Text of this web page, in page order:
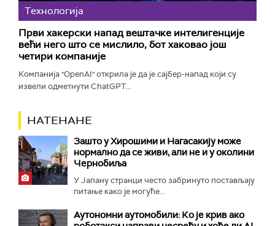
Технологијa
Први хакерски напад вештачке интелигенције
већи него што се мислило, бот хаковао још
четири компаније
Компанија "OpenAI" открила је да је сајбер-напад који су
извели одметнути ChatGPT...
НАТЕНАНЕ
Зашто у Хирошими и Нагасакију може
нормално да се живи, али не и у околини
Чернобиља
У Јапану странци често забринуто постављају
питање како је могуће...
Аутономни аутомобили: Ко је крив ако